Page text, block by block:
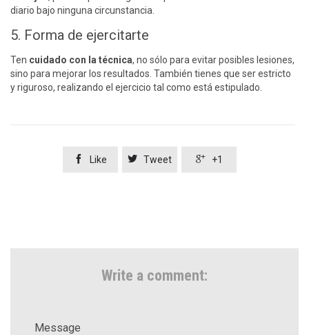
diario bajo ninguna circunstancia.
5. Forma de ejercitarte
Ten cuidado con la técnica, no sólo para evitar posibles lesiones,
sino para mejorar los resultados. También tienes que ser estricto
y riguroso, realizando el ejercicio tal como está estipulado.
 Like  Tweet  +1
Write a comment:
Message